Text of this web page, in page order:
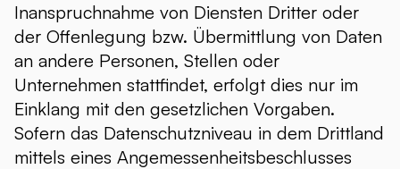
Inanspruchnahme von Diensten Dritter oder
der Offenlegung bzw. Übermittlung von Daten
an andere Personen, Stellen oder
Unternehmen stattfindet, erfolgt dies nur im
Einklang mit den gesetzlichen Vorgaben.
Sofern das Datenschutzniveau in dem Drittland
mittels eines Angemessenheitsbeschlusses